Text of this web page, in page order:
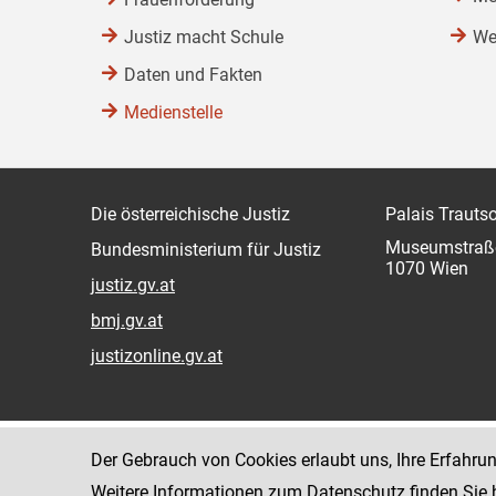
Justiz macht Schule
Daten und Fakten
Medienstelle
Die österreichische Justiz
Bundesministerium für Justiz
justiz.gv.at
bmj.gv.at
justizonline.gv.at
Palais
1070 Wien
Der Gebrauch von Cookies erlaubt uns, Ihre